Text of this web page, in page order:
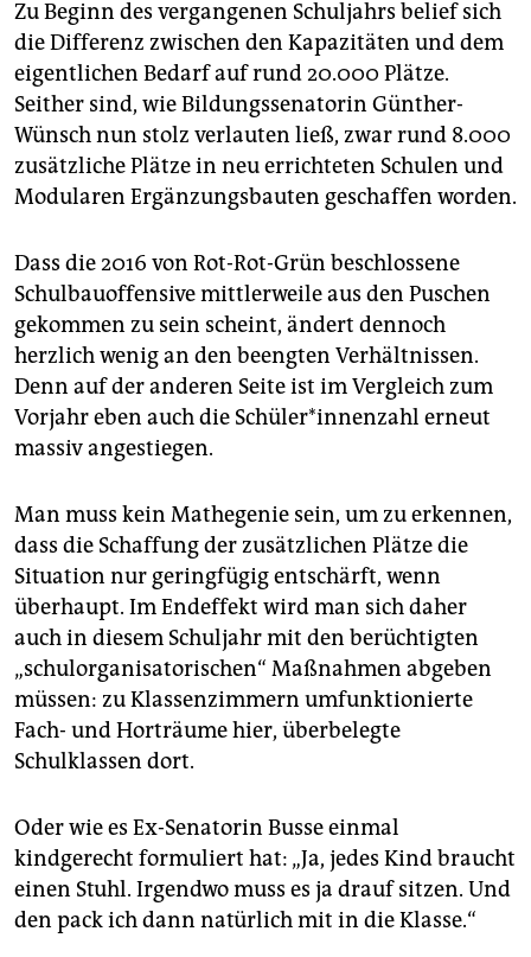
Zu Beginn des vergangenen Schuljahrs belief sich
die Differenz zwischen den Kapazitäten und dem
eigentlichen Bedarf auf rund 20.000 Plätze.
Seither sind, wie Bildungssenatorin Günther-
Wünsch nun stolz verlauten ließ, zwar rund 8.000
zusätzliche Plätze in neu errichteten Schulen und
Modularen Ergänzungsbauten geschaffen worden.
Dass die 2016 von Rot-Rot-Grün beschlossene
Schulbauoffensive mittlerweile aus den Puschen
gekommen zu sein scheint, ändert dennoch
herzlich wenig an den beengten Verhältnissen.
Denn auf der anderen Seite ist im Vergleich zum
Vorjahr eben auch die Schü­le­r*in­nen­zahl erneut
massiv angestiegen.
Man muss kein Mathegenie sein, um zu erkennen,
dass die Schaffung der zusätzlichen Plätze die
Situation nur geringfügig entschärft, wenn
überhaupt. Im Endeffekt wird man sich daher
auch in diesem Schuljahr mit den berüchtigten
„schulorganisatorischen“ Maßnahmen abgeben
müssen: zu Klassenzimmern umfunktionierte
Fach- und Horträume hier, überbelegte
Schulklassen dort.
Oder wie es Ex-Senatorin Busse einmal
kindgerecht formuliert hat: „Ja, jedes Kind braucht
einen Stuhl. Irgendwo muss es ja drauf sitzen. Und
den pack ich dann natürlich mit in die Klasse.“